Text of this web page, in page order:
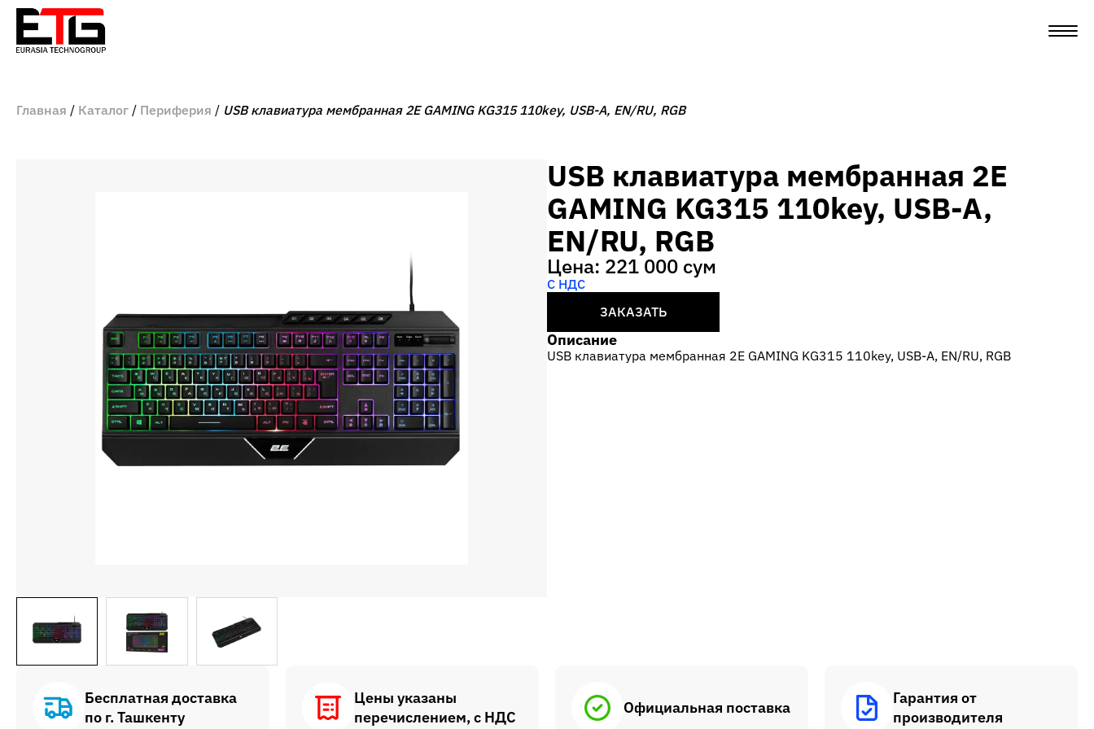
Главная Каталог Периферия USB клавиатура мембранная 2E GAMING KG315 110key, USB-A, EN/RU, RGB
USB клавиатура мембранная 2E
GAMING KG315 110key, USB-A,
EN/RU, RGB
Цена: 221 000 сум
С НДС
ЗАКАЗАТЬ
Описание
USB клавиатура мембранная 2E GAMING KG315 110key, USB-A, EN/RU, RGB
Бесплатная доставка
по г. Ташкенту
Цены указаны
перечислением, с НДС
Официальная поставка
Гарантия от
производителя